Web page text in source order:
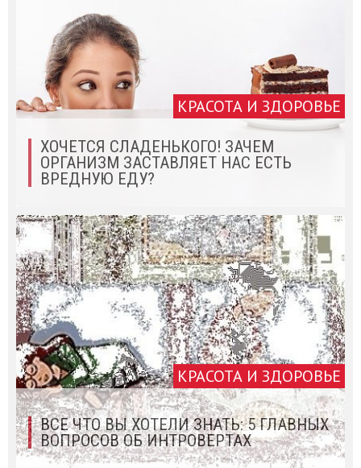
КРАСОТА И ЗДОРОВЬЕ
ХОЧЕТСЯ СЛАДЕНЬКОГО! ЗАЧЕМ
ОРГАНИЗМ ЗАСТАВЛЯЕТ НАС ЕСТЬ
ВРЕДНУЮ ЕДУ?
КРАСОТА И ЗДОРОВЬЕ
ВСЕ ЧТО ВЫ ХОТЕЛИ ЗНАТЬ: 5 ГЛАВНЫХ
ВОПРОСОВ ОБ ИНТРОВЕРТАХ